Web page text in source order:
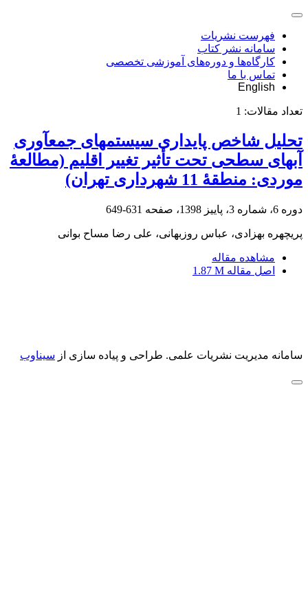
فهرست نشریات
سامانه نشر کتاب
کارگاه‌ها و دوره‌های آموزشی تخصصی
تماس با ما
English
تعداد مقالات: 1
تحلیل شاخص پایداری سیستم‏های جمع‏آوری
آب‏های سطحی تحت تأثیر تغییر اقلیم (مطالعۀ
موردی: منطقۀ 11 شهرداری تهران)
دوره 6، شماره 3، پاییز 1398، صفحه 631-649
پریچهره بهزادی، عباس روزبهانی، علی رضا مساح بوانی
مشاهده مقاله
اصل مقاله 1.87 M
سامانه مدیریت نشریات علمی. طراحی و پیاده سازی از سیناوب